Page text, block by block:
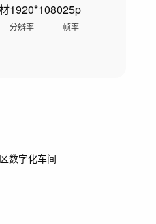
1920*1080
分辨率
25p
帧率
数字化车间